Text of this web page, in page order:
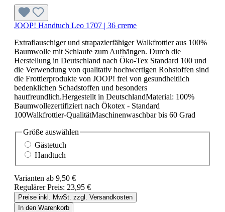
JOOP! Handtuch Leo 1707 | 36 creme
Extraflauschiger und strapazierfähiger Walkfrottier aus 100%
Baumwolle mit Schlaufe zum Aufhängen. Durch die
Herstellung in Deutschland nach Öko-Tex Standard 100 und
die Verwendung von qualitativ hochwertigen Rohstoffen sind
die Frottierprodukte von JOOP! frei von gesundheitlich
bedenklichen Schadstoffen und besonders
hautfreundlich.Hergestellt in DeutschlandMaterial: 100%
Baumwollezertifiziert nach Ökotex - Standard
100Walkfrottier-QualitätMaschinenwaschbar bis 60 Grad
Größe auswählen
Gästetuch
Handtuch
Varianten ab 9,50 €
Regulärer Preis: 23,95 €
Preise inkl. MwSt. zzgl. Versandkosten
In den Warenkorb